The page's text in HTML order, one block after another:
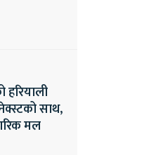
हरियाली
साथ,
मल